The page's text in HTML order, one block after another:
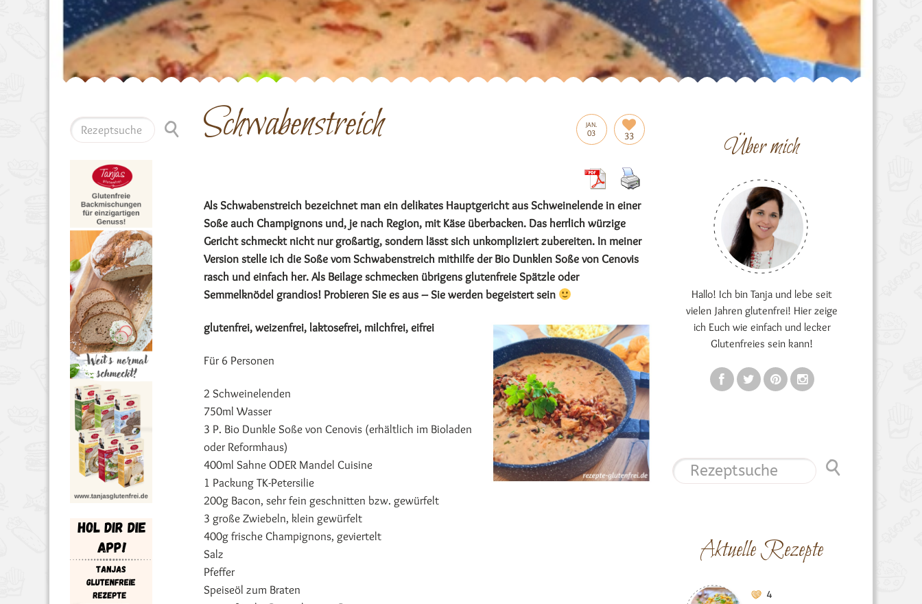
JAN.
03 33
Schwabenstreich
Als Schwabenstreich bezeichnet man ein delikates Hauptgericht aus Schweinelende in einer
Soße auch Champignons und, je nach Region, mit Käse überbacken. Das herrlich würzige
Gericht schmeckt nicht nur großartig, sondern lässt sich unkompliziert zubereiten. In meiner
Version stelle ich die Soße vom Schwabenstreich mithilfe der Bio Dunklen Soße von Cenovis
rasch und einfach her. Als Beilage schmecken übrigens glutenfreie Spätzle oder
Semmelknödel grandios! Probieren Sie es aus – Sie werden begeistert sein
glutenfrei, weizenfrei, laktosefrei, milchfrei, eifrei
Für 6 Personen
2 Schweinelenden
750ml Wasser
3 P. Bio Dunkle Soße von Cenovis (erhältlich im Bioladen
oder Reformhaus)
400ml Sahne ODER Mandel Cuisine
1 Packung TK-Petersilie
200g Bacon, sehr fein geschnitten bzw. gewürfelt
3 große Zwiebeln, klein gewürfelt
400g frische Champignons, geviertelt
Salz
Pfeffer
Speiseöl zum Braten
Über mich
Hallo! Ich bin Tanja und lebe seit
vielen Jahren glutenfrei! Hier zeige
ich Euch wie einfach und lecker
Glutenfreies sein kann!
Aktuelle Rezepte
4